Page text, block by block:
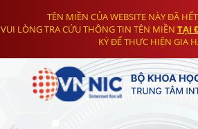
TÊN MIỀN CỦA WEBSITE NÀY ĐÃ
VUI LÒNG TRA CỨU THÔNG TIN TÊN MIỀN TẠI
KÝ ĐỂ THỰC HIỆN GIA